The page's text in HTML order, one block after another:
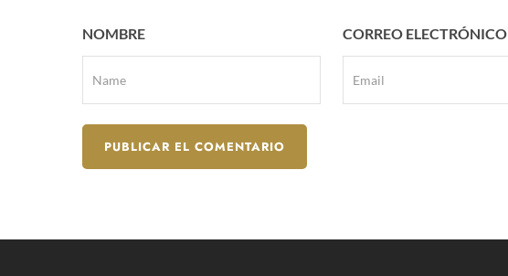
NOMBRE CORREO ELECTRÓNICO